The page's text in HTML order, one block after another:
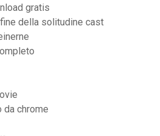
gratis
della solitudine cast
da chrome